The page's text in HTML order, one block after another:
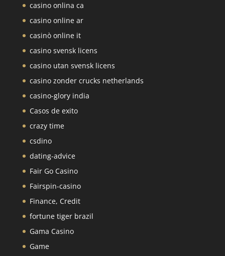
casino onlina ca
casino online ar
casinò online it
casino svensk licens
casino utan svensk licens
casino zonder crucks netherlands
casino-glory india
Casos de exito
crazy time
csdino
dating-advice
Fair Go Casino
Fairspin-casino
Finance, Credit
fortune tiger brazil
Gama Casino
Game